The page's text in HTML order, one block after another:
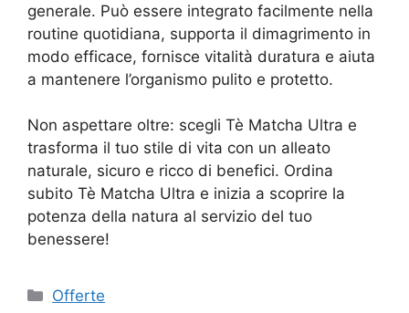
generale. Può essere integrato facilmente nella
routine quotidiana, supporta il dimagrimento in
modo efficace, fornisce vitalità duratura e aiuta
a mantenere l’organismo pulito e protetto.
Non aspettare oltre: scegli Tè Matcha Ultra e
trasforma il tuo stile di vita con un alleato
naturale, sicuro e ricco di benefici. Ordina
subito Tè Matcha Ultra e inizia a scoprire la
potenza della natura al servizio del tuo
benessere!
Categorie
Offerte